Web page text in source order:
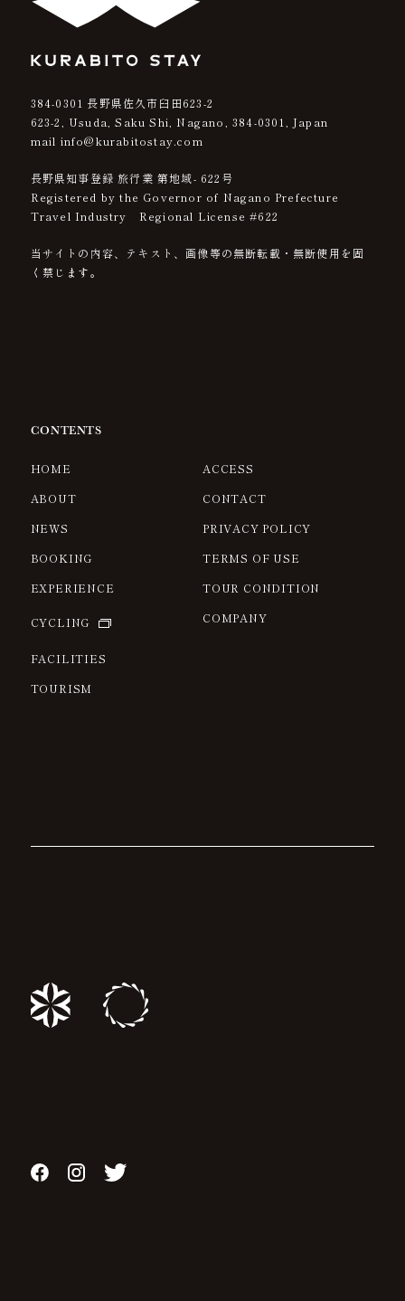
384-0301 長野県佐久市臼田623-2
623-2, Usuda, Saku Shi, Nagano, 384-0301
, Japan
mail info@kurabitostay.com
長野県知事登録 旅行業 第地域- 622号
Registered by the Governor of Nagano Prefecture
Travel Industry Regional License #622
当サイトの内容、テキスト、画像等の無断転載・無断使用を固
く禁じます。
CONTENTS
HOME
ABOUT
NEWS
BOOKING
EXPERIENCE
CYCLING
FACILITIES
TOURISM
ACCESS
CONTACT
PRIVACY POLICY
TERMS OF USE
TOUR CONDITION
COMPANY